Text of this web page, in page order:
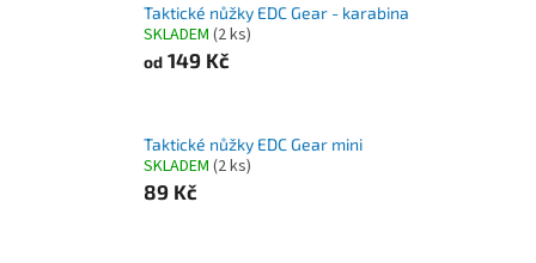
Taktické nůžky EDC Gear - karabina
SKLADEM (2 ks)
od 149 Kč
Taktické nůžky EDC Gear mini
SKLADEM (2 ks)
89 Kč